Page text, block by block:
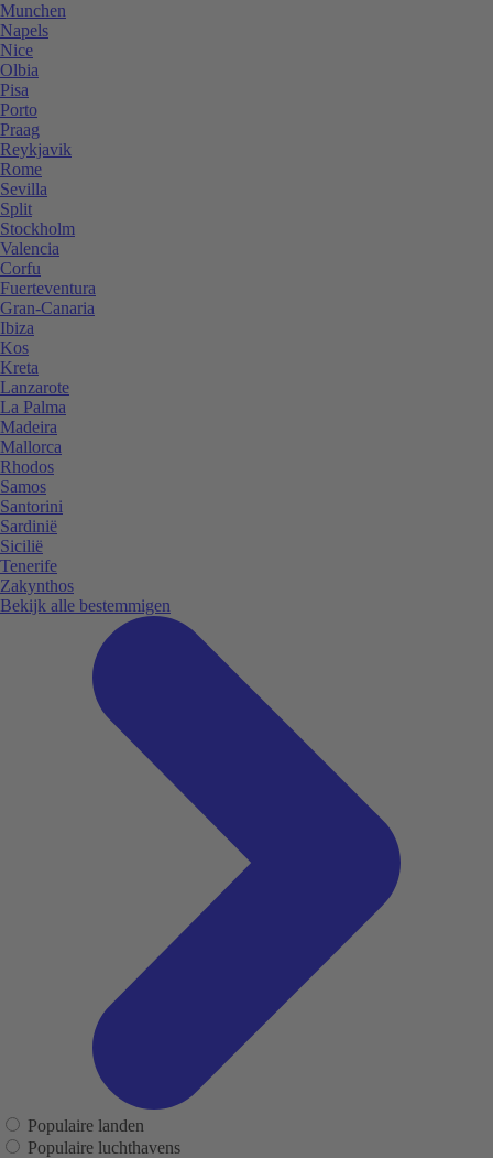
Munchen
Napels
Nice
Olbia
Pisa
Porto
Praag
Reykjavik
Rome
Sevilla
Split
Stockholm
Valencia
Corfu
Fuerteventura
Gran-Canaria
Ibiza
Kos
Kreta
Lanzarote
La Palma
Madeira
Mallorca
Rhodos
Samos
Santorini
Sardinië
Sicilië
Tenerife
Zakynthos
Bekijk alle bestemmigen
Populaire landen
Populaire luchthavens